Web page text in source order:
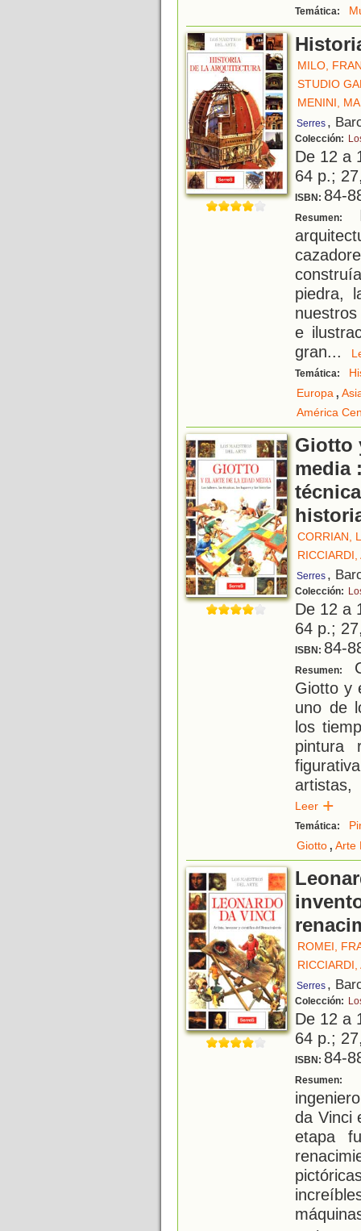
Temática:
MILO,
STUDIO
MENINI,
Serres ,
Colección:
De 12 a
64 p.;
ISBN: 84-
Resumen:
piedra,
e
gran...
Temática:
Europa,
América
Giotto
media
CORRIAN,
RICCIARDI,
Serres ,
Colección:
De 12 a
64 p.;
ISBN: 84-
Resumen:
Giotto y
uno de
los
pintura
Leer
Temática:
Giotto, Arte
ROMEI,
RICCIARDI,
Serres ,
Colección:
De 12 a
64 p.;
ISBN: 84-
Resumen:
da Vinci
etapa